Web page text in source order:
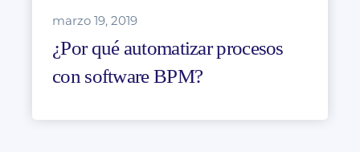
marzo 19, 2019
¿Por qué automatizar procesos
con software BPM?